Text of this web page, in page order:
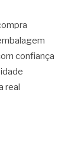
confiança
real